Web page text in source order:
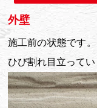
外壁
施工前の状態です
ひび割れ目立ってい